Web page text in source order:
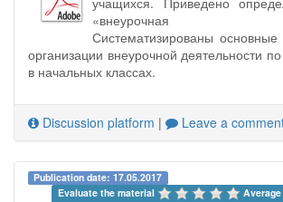
«внеурочная
Систематизированы
организации внеурочной деятельности
в начальных классах.
Discussion platform | Leave a
Publication date: 17.05.2017
Evaluate the material